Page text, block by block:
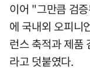
이어 "그만큼 검
에 국내외 오피니
런스 축적과 제품
라고 덧붙였다.